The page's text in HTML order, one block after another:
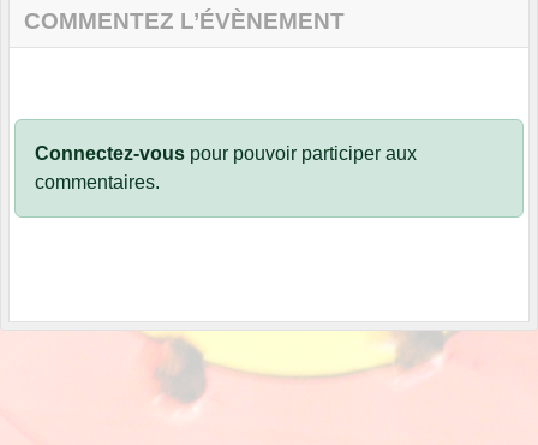
COMMENTEZ L’ÉVÈNEMENT
Connectez-vous pour pouvoir participer aux
commentaires.